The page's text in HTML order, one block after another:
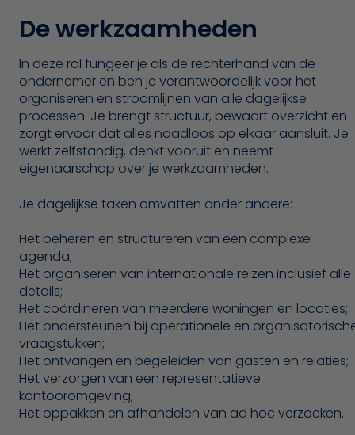
De werkzaamheden
In deze rol fungeer je als de rechterhand van de
ondernemer en ben je verantwoordelijk voor het
organiseren en stroomlijnen van alle dagelijkse
processen. Je brengt structuur, bewaart overzicht en
zorgt ervoor dat alles naadloos op elkaar aansluit. Je
werkt zelfstandig, denkt vooruit en neemt
eigenaarschap over je werkzaamheden.
Je dagelijkse taken omvatten onder andere:
Het beheren en structureren van een complexe
agenda;
Het organiseren van internationale reizen inclusief alle
details;
Het coördineren van meerdere woningen en locaties;
Het ondersteunen bij operationele en
vraagstukken;
Het ontvangen en begeleiden van gasten en relaties;
Het verzorgen van een representatieve
kantooromgeving;
Het oppakken en afhandelen van ad hoc verzoeken.